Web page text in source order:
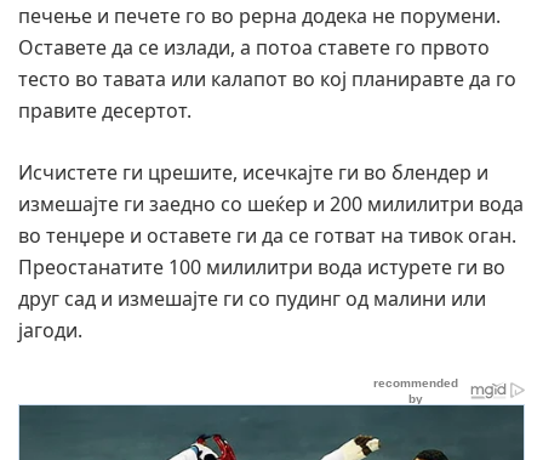
печење и печете го во рерна додека не порумени.
Оставете да се излади, а потоа ставете го првото
тесто во тавата или калапот во кој планиравте да го
правите десертот.
Исчистете ги црешите, исечкајте ги во блендер и
измешајте ги заедно со шеќер и 200 милилитри вода
во тенџере и оставете ги да се готват на тивок оган.
Преостанатите 100 милилитри вода истурете ги во
друг сад и измешајте ги со пудинг од малини или
јагоди.